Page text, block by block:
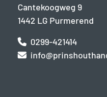
Cantekoogweg 9
1442 LG Purmerend
0299-421414